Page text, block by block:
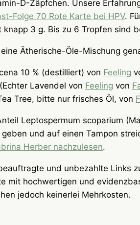
D-Zäpfchen. Unsere
Folge 70 Rote Karte bei HPV.
3 g. Bis zu 6 Tropfen sind
Ätherische-Öle-Mischung
10 % (destilliert) von Feeling
Lavendel von Feeling von
Tree, bitte nur frisches Öl, von
Leptospermum scoparium
und auf einen Tampon
Herber nachzulesen.
und unbezahlte
mit hochwertigen und
jedoch keinerlei Mehrkosten.